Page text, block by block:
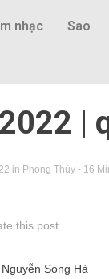
nhạc Sao
|
in Phong Thủy - 16
this post